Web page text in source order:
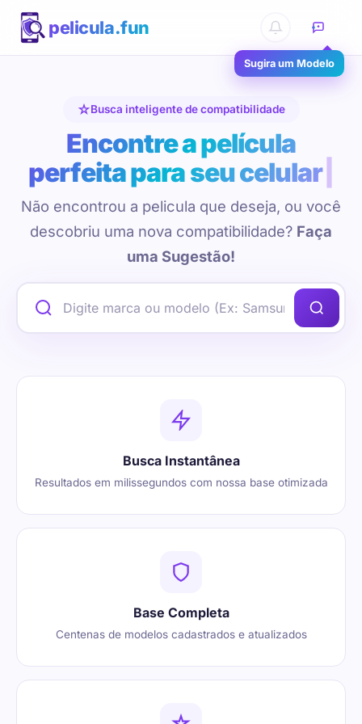
pelicula.fun
Sugira um Modelo
Busca inteligente de compatibilidade
Encontre a película
perfeita para seu celular
Não encontrou a pelicula que deseja, ou você
descobriu uma nova compatibilidade? Faça
uma Sugestão!
Busca Instantânea
Resultados em milissegundos com nossa base otimizada
Base Completa
Centenas de modelos cadastrados e atualizados